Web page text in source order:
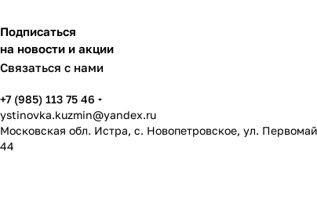
Подписаться
на новости и акции
Связаться с нами
+7 (985) 113 75 46
ystinovka.kuzmin@yandex.ru
Московская обл. Истра, с. Новопетровское, ул.
44